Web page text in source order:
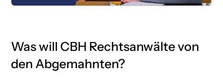
Was will CBH Rechtsanwälte von
den Abgemahnten?